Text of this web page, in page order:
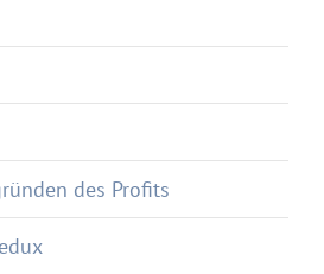
des Profits